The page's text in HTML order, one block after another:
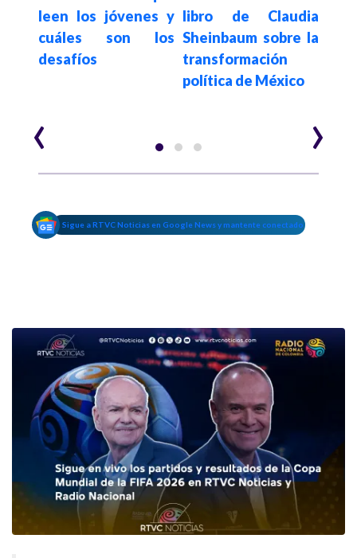
leen los jóvenes y
cuáles son los
desafíos
libro de Claudia
Sheinbaum sobre la
transformación
política de México
‹ ›
Sigue a RTVC Noticias en Google News y mantente conectado